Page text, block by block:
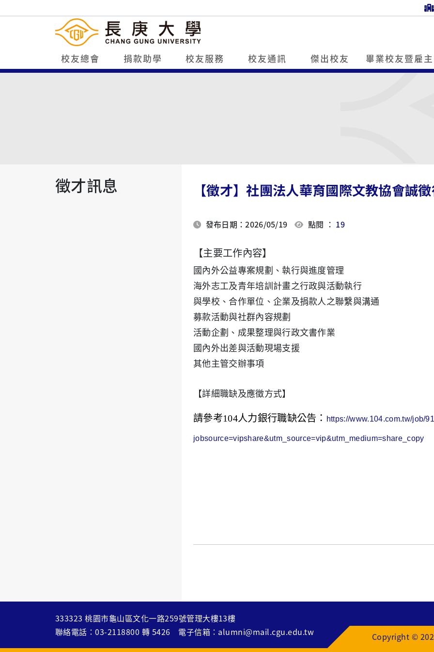
校友總會 捐款助學 校友服務 校友通訊 傑出校友 畢業校友暨雇
徵才訊息 【徵才】社團法人華育國際文教協會誠
發布日期：2026/05/19 點閱 ： 19
【主要工作內容】
國內外公益專案規劃、執行與進度管理
海外志工及青年培訓計畫之行政與活動執行
與學校、合作單位、企業及捐款人之聯繫與溝通
募款活動與社群內容規劃
活動企劃、成果整理與行政文書作業
國內外出差與活動現場支援
其他主管交辦事項
【詳細職缺及應徵方式】
請參考104人力銀行職缺公告： https://www.104.com.tw/job/
jobsource=vipshare&utm_source=vip&utm_medium=share_copy
333323 桃園市龜山區文化一路259號管理大樓13樓
聯絡電話：03-2118800 轉 5426 電子信箱： alumni@mail.cgu.edu.tw Copyright ©